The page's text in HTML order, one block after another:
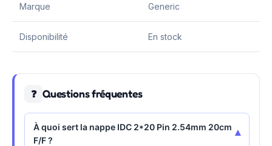
Marque Generic
Disponibilité En stock
❓ Questions fréquentes
À quoi sert la nappe IDC 2*20 Pin 2.54mm 20cm
F/F ?
▾